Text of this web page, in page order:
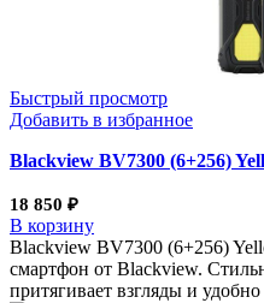
Быстрый просмотр
Добавить в избранное
Blackview BV7300 (6+256)
18 850 ₽
В корзину
Blackview BV7300 (6+256)
смартфон от Blackview.
притягивает взгляды и